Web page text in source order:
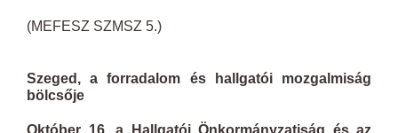
(MEFESZ SZMSZ 5.)
Szeged, a forradalom és hallgatói mozgalmiság
bölcsője
Október 16. a Hallgatói Önkormányzatiság és az